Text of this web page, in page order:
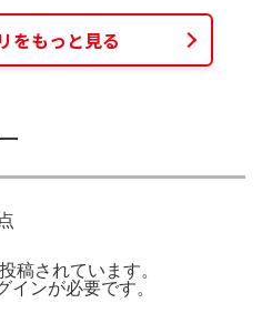
をもっと見る
稿されています。
インが必要です。